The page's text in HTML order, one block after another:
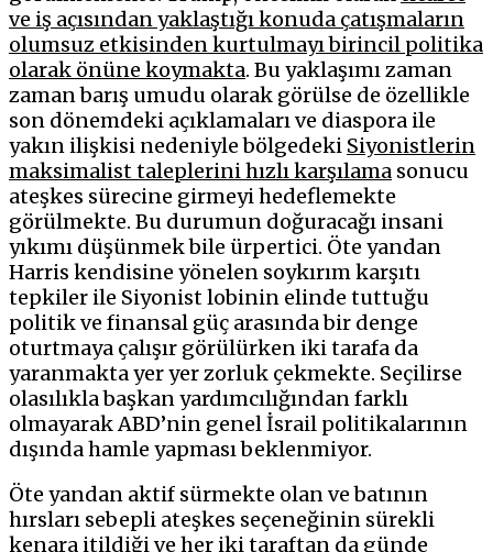
ve iş açısından yaklaştığı konuda çatışmaların
olumsuz etkisinden kurtulmayı birincil politika
olarak önüne koymakta. Bu yaklaşımı zaman
zaman barış umudu olarak görülse de özellikle
son dönemdeki açıklamaları ve diaspora ile
yakın ilişkisi nedeniyle bölgedeki Siyonistlerin
maksimalist taleplerini hızlı karşılama sonucu
ateşkes sürecine girmeyi hedeflemekte
görülmekte. Bu durumun doğuracağı insani
yıkımı düşünmek bile ürpertici. Öte yandan
Harris kendisine yönelen soykırım karşıtı
tepkiler ile Siyonist lobinin elinde tuttuğu
politik ve finansal güç arasında bir denge
oturtmaya çalışır görülürken iki tarafa da
yaranmakta yer yer zorluk çekmekte. Seçilirse
olasılıkla başkan yardımcılığından farklı
olmayarak ABD’nin genel İsrail politikalarının
dışında hamle yapması beklenmiyor.
Öte yandan aktif sürmekte olan ve batının
hırsları sebepli ateşkes seçeneğinin sürekli
kenara itildiği ve her iki taraftan da günde